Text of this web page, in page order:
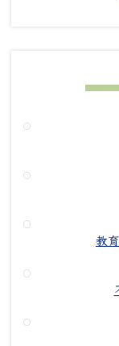
教